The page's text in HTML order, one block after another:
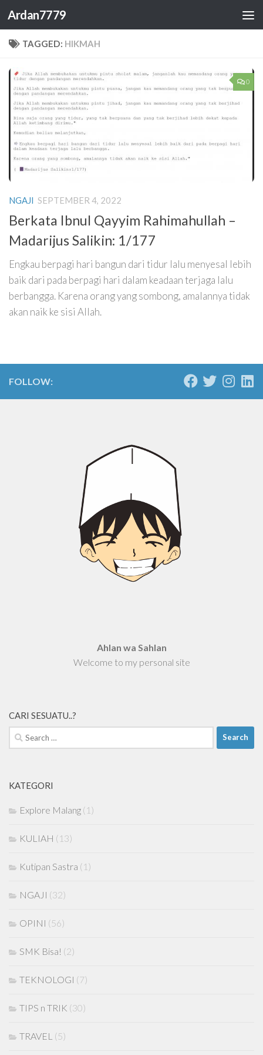
Skip to content
Ardan7779
TAGGED: HIKMAH
0
NGAJI SEPTEMBER 4, 2022
Berkata Ibnul Qayyim Rahimahullah –
Madarijus Salikin: 1/177
Engkau berpagi hari bangun dari tidur lalu menyesal lebih
baik dari pada berpagi hari dalam keadaan terjaga lalu
berbangga. Karena orang yang sombong, amalannya tidak
akan naik ke sisi Allah.
FOLLOW:
Ahlan wa Sahlan
Welcome to my personal site
CARI SESUATU..?
Search
for:
KATEGORI
Explore Malang (1)
KULIAH (13)
Kutipan Sastra (1)
NGAJI (32)
OPINI (56)
SMK Bisa! (2)
TEKNOLOGI (7)
TIPS n TRIK (30)
TRAVEL (5)